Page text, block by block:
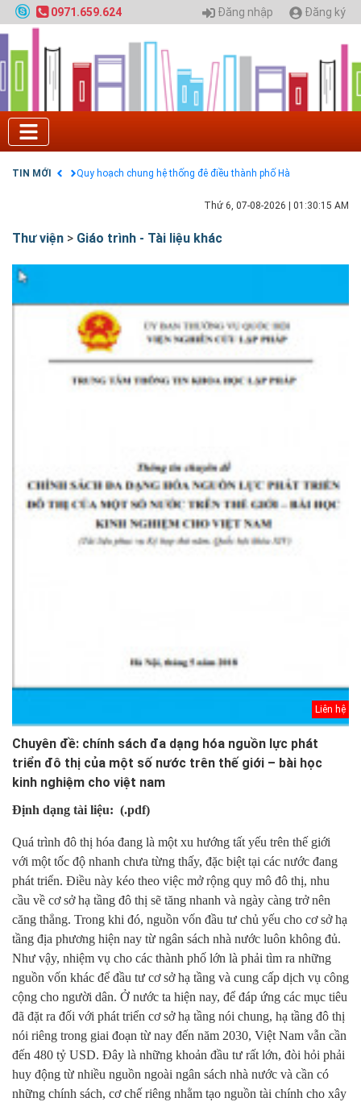
0971.659.624 Đăng nhập Đăng ký
TIN MỚI
trường đô thị - Đại học Kiến trúc Hà Nội
Chính sách thanh toán
Điều khoản dịch vụ
HƯỚNG DẪN THANH TOÁN VNPAY TRÊN WEBSITE
GIAO LƯU TRỰC TUYẾN - TƯ VẤN TUYỂN SINH ĐẠI
Thứ 6, 07-08-2026 01:30:16 AM
Thư viện > Giáo trình - Tài liệu khác
Liên hệ
Chuyên đề: chính sách đa dạng hóa nguồn lực phát
triển đô thị của một số nước trên thế giới – bài học
kinh nghiệm cho việt nam
Định dạng tài liệu: (.pdf)
Quá trình đô thị hóa đang là một xu hướng tất yếu trên thế giới
với một tốc độ nhanh chưa từng thấy, đặc biệt tại các nước đang
phát triển. Điều này kéo theo việc mở rộng quy mô đô thị, nhu
cầu về cơ sở hạ tầng đô thị sẽ tăng nhanh và ngày càng trở nên
căng thẳng. Trong khi đó, nguồn vốn đầu tư chủ yếu cho cơ sở hạ
tầng địa phương hiện nay từ ngân sách nhà nước luôn không đủ.
Như vậy, nhiệm vụ cho các thành phố lớn là phải tìm ra những
nguồn vốn khác để đầu tư cơ sở hạ tầng và cung cấp dịch vụ công
cộng cho người dân. Ở nước ta hiện nay, để đáp ứng các mục tiêu
đã đặt ra đối với phát triển cơ sở hạ tầng nói chung, hạ tầng đô thị
nói riêng trong giai đoạn từ nay đến năm 2030, Việt Nam vẫn cần
đến 480 tỷ USD. Đây là những khoản đầu tư rất lớn, đòi hỏi phải
huy động từ nhiều nguồn ngoài ngân sách nhà nước và cần có
những chính sách, cơ chế riêng nhằm tạo nguồn tài chính cho xây